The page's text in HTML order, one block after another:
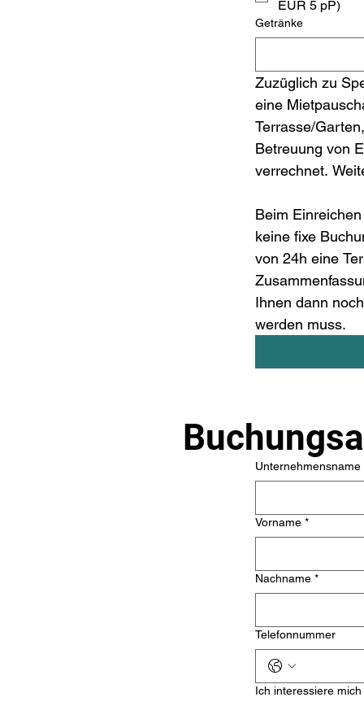
EUR 5 pP)
Getränke
Zuzüglich zu
eine
Terrasse/
Betreuung von
verrechnet.
Beim
keine fixe
von 24h eine
Ihnen dann
werden muss.
Unternehmensname
Vorname *
Nachname *
Telefonnummer
Ich interessiere